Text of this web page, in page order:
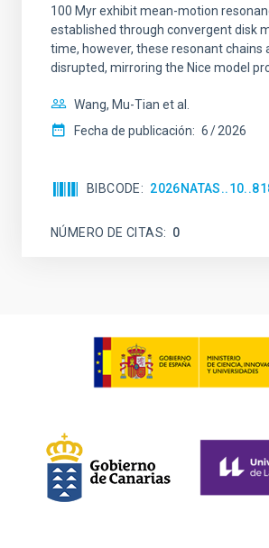
100 Myr exhibit mean-motion
established through convergent disk
time, however, these resonant chains
disrupted, mirroring the Nice model
Wang, Mu-Tian et al.
Fecha de publicación: 6 2026
BIBCODE
NÚMERO DE CITAS 0